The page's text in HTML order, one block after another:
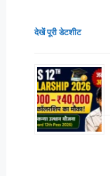
देखें पूरी डेटशीट